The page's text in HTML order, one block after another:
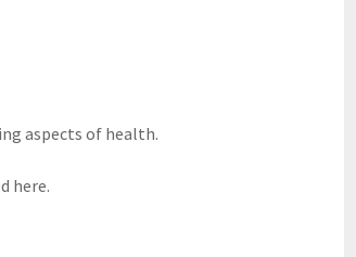
aspects of health.
here.